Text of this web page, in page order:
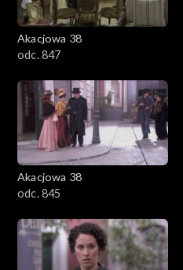
Akacjowa 38
odc. 847
Akacjowa 38
odc. 845